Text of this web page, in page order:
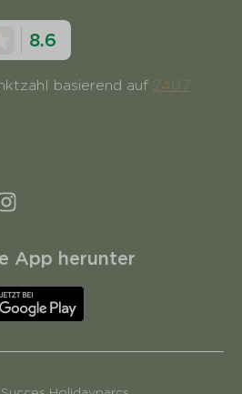
8.6
basierend auf 2407
App herunter